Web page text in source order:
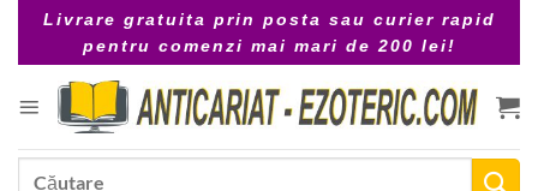
Livrare gratuita prin posta sau curier rapid
pentru comenzi mai mari de 200 lei!
Caută